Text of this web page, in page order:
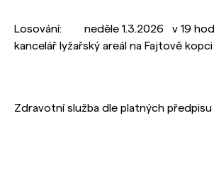
Losování: neděle 1.3.2026 v 19
kancelář lyžařský areál na Fajtově kopci
Zdravotní služba dle platných předpisu